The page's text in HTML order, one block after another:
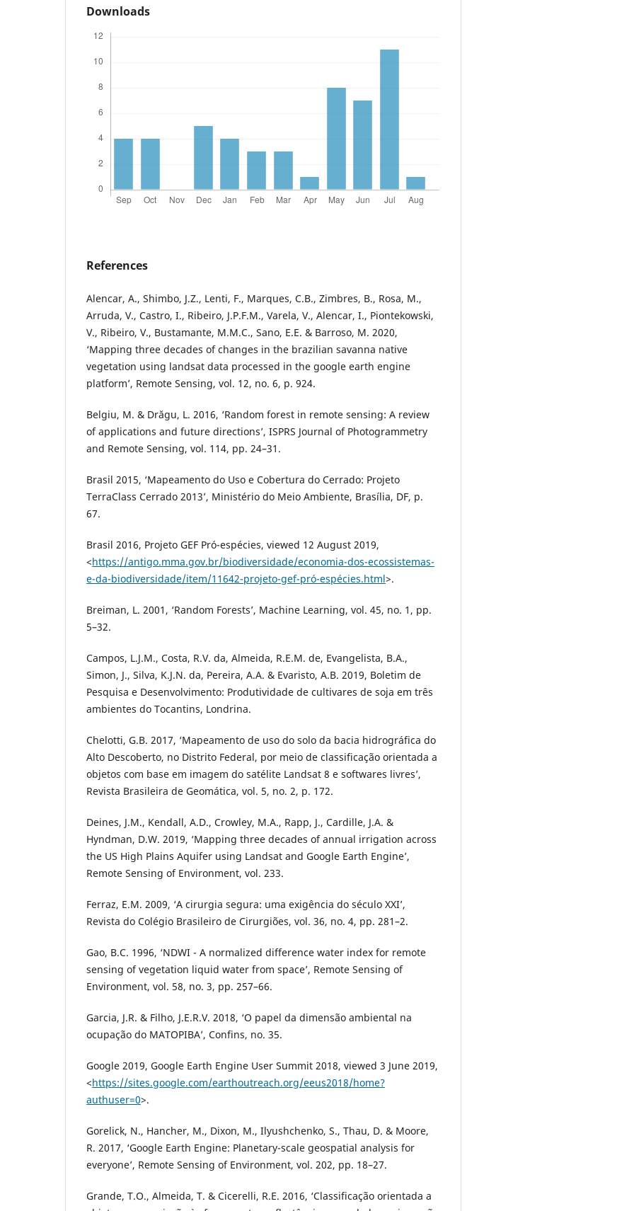
Downloads
References
Alencar, A., Shimbo, J.Z., Lenti, F., Marques, C.B., Zimbres, B., Rosa, M.,
Arruda, V., Castro, I., Ribeiro, J.P.F.M., Varela, V., Alencar, I., Piontekowski,
V., Ribeiro, V., Bustamante, M.M.C., Sano, E.E. & Barroso, M. 2020,
‘Mapping three decades of changes in the brazilian savanna native
vegetation using landsat data processed in the google earth engine
platform’, Remote Sensing, vol. 12, no. 6, p. 924.
Belgiu, M. & Drăgu, L. 2016, ‘Random forest in remote sensing: A review
of applications and future directions’, ISPRS Journal of Photogrammetry
and Remote Sensing, vol. 114, pp. 24–31.
Brasil 2015, ‘Mapeamento do Uso e Cobertura do Cerrado: Projeto
TerraClass Cerrado 2013’, Ministério do Meio Ambiente, Brasília, DF, p.
67.
Brasil 2016, Projeto GEF Pró-espécies, viewed 12 August 2019,
<https://antigo.mma.gov.br/biodiversidade/economia-dos-ecossistemas-
e-da-biodiversidade/item/11642-projeto-gef-pró-espécies.html>.
Breiman, L. 2001, ‘Random Forests’, Machine Learning, vol. 45, no. 1, pp.
5–32.
Campos, L.J.M., Costa, R.V. da, Almeida, R.E.M. de, Evangelista, B.A.,
Simon, J., Silva, K.J.N. da, Pereira, A.A. & Evaristo, A.B. 2019, Boletim de
Pesquisa e Desenvolvimento: Produtividade de cultivares de soja em três
ambientes do Tocantins, Londrina.
Chelotti, G.B. 2017, ‘Mapeamento de uso do solo da bacia hidrográfica do
Alto Descoberto, no Distrito Federal, por meio de classificação orientada a
objetos com base em imagem do satélite Landsat 8 e softwares livres’,
Revista Brasileira de Geomática, vol. 5, no. 2, p. 172.
Deines, J.M., Kendall, A.D., Crowley, M.A., Rapp, J., Cardille, J.A. &
Hyndman, D.W. 2019, ‘Mapping three decades of annual irrigation across
the US High Plains Aquifer using Landsat and Google Earth Engine’,
Remote Sensing of Environment, vol. 233.
Ferraz, E.M. 2009, ‘A cirurgia segura: uma exigência do século XXI’,
Revista do Colégio Brasileiro de Cirurgiões, vol. 36, no. 4, pp. 281–2.
Gao, B.C. 1996, ‘NDWI - A normalized difference water index for remote
sensing of vegetation liquid water from space’, Remote Sensing of
Environment, vol. 58, no. 3, pp. 257–66.
Garcia, J.R. & Filho, J.E.R.V. 2018, ‘O papel da dimensão ambiental na
ocupação do MATOPIBA’, Confins, no. 35.
Google 2019, Google Earth Engine User Summit 2018, viewed 3 June 2019,
<https://sites.google.com/earthoutreach.org/eeus2018/home?
authuser=0>.
Gorelick, N., Hancher, M., Dixon, M., Ilyushchenko, S., Thau, D. & Moore,
R. 2017, ‘Google Earth Engine: Planetary-scale geospatial analysis for
everyone’, Remote Sensing of Environment, vol. 202, pp. 18–27.
Grande, T.O., Almeida, T. & Cicerelli, R.E. 2016, ‘Classificação orientada a